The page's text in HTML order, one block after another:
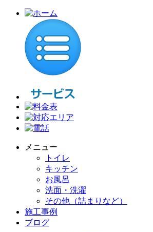
メニュー
トイレ
キッチン
お風呂
洗面・洗濯
その他（詰まりなど）
施工事例
ブログ